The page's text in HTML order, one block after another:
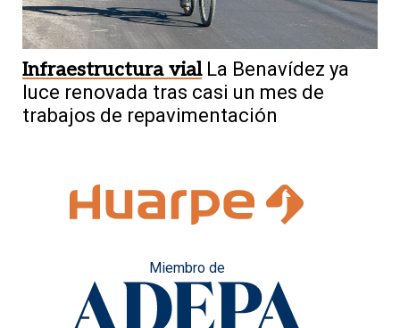
Infraestructura vial La Benavídez ya
luce renovada tras casi un mes de
trabajos de repavimentación
Miembro de